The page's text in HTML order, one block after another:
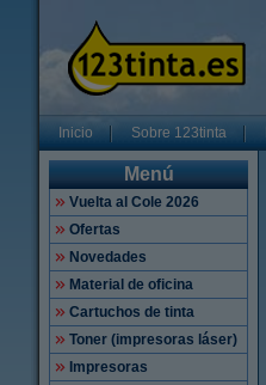
Inicio Sobre 123tinta
Menú
Vuelta al Cole 2026
Ofertas
Novedades
Material de oficina
Cartuchos de tinta
Toner (impresoras láser)
Impresoras